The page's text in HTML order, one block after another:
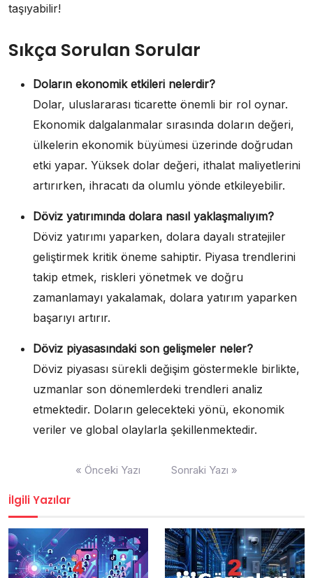
taşıyabilir!
Sıkça Sorulan Sorular
Doların ekonomik etkileri nelerdir?
Dolar, uluslararası ticarette önemli bir rol oynar.
Ekonomik dalgalanmalar sırasında doların değeri,
ülkelerin ekonomik büyümesi üzerinde doğrudan
etki yapar. Yüksek dolar değeri, ithalat maliyetlerini
artırırken, ihracatı da olumlu yönde etkileyebilir.
Döviz yatırımında dolara nasıl yaklaşmalıyım?
Döviz yatırımı yaparken, dolara dayalı stratejiler
geliştirmek kritik öneme sahiptir. Piyasa trendlerini
takip etmek, riskleri yönetmek ve doğru
zamanlamayı yakalamak, dolara yatırım yaparken
başarıyı artırır.
Döviz piyasasındaki son gelişmeler neler?
Döviz piyasası sürekli değişim göstermekle birlikte,
uzmanlar son dönemlerdeki trendleri analiz
etmektedir. Doların gelecekteki yönü, ekonomik
veriler ve global olaylarla şekillenmektedir.
« Önceki Yazı Sonraki Yazı »
İlgili Yazılar